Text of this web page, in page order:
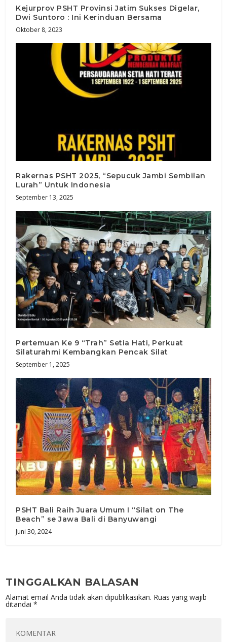
Kejurprov PSHT Provinsi Jatim Sukses Digelar,
Dwi Suntoro : Ini Kerinduan Bersama
Oktober 8, 2023
Rakernas PSHT 2025, “Sepucuk Jambi Sembilan
Lurah” Untuk Indonesia
September 13, 2025
Pertemuan Ke 9 “Trah” Setia Hati, Perkuat
Silaturahmi Kembangkan Pencak Silat
September 1, 2025
PSHT Bali Raih Juara Umum I “Silat on The
Beach” se Jawa Bali di Banyuwangi
Juni 30, 2024
TINGGALKAN BALASAN
Alamat email Anda tidak akan dipublikasikan. Ruas yang wajib
ditandai*